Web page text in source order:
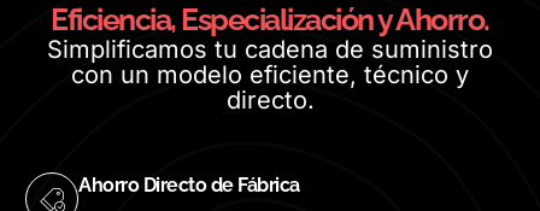
Eficiencia, Especialización y Ahorro.
Simplificamos tu cadena de suministro
con un modelo eficiente, técnico y
directo.
Ahorro Directo de Fábrica